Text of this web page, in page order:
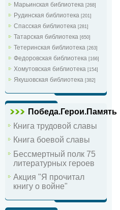
Марьинская библиотека [268]
Рудинская библиотека [201]
Спасская библиотека [281]
Татарская библиотека [650]
Тетеринская библиотека [263]
Федоровская библиотека [166]
Хомутовская библиотека [154]
Якушовская библиотека [382]
Победа.Герои.Память
Книга трудовой славы
Книга боевой славы
Бессмертный полк 75
литературных героев
Акция "Я прочитал
книгу о войне"